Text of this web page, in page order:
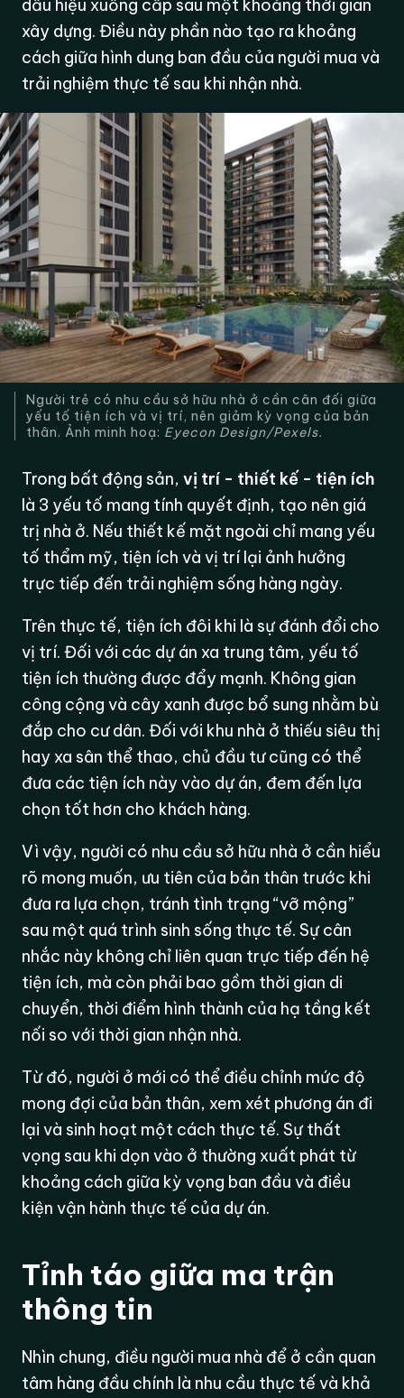
dấu hiệu xuống cấp sau một khoảng thời gian
xây dựng. Điều này phần nào tạo ra khoảng
cách giữa hình dung ban đầu của người mua và
trải nghiệm thực tế sau khi nhận nhà.
Người trẻ có nhu cầu sở hữu nhà ở cần cân đối giữa
yếu tố tiện ích và vị trí, nên giảm kỳ vọng của bản
thân. Ảnh minh hoạ: Eyecon Design/Pexels.
Trong bất động sản,vị trí - thiết kế - tiện ích
là 3 yếu tố mang tính quyết định, tạo nên giá
trị nhà ở. Nếu thiết kế mặt ngoài chỉ mang yếu
tố thẩm mỹ, tiện ích và vị trí lại ảnh hưởng
trực tiếp đến trải nghiệm sống hàng ngày.
Trên thực tế, tiện ích đôi khi là sự đánh đổi cho
vị trí. Đối với các dự án xa trung tâm, yếu tố
tiện ích thường được đẩy mạnh. Không gian
công cộng và cây xanh được bổ sung nhằm bù
đắp cho cư dân. Đối với khu nhà ở thiếu siêu thị
hay xa sân thể thao, chủ đầu tư cũng có thể
đưa các tiện ích này vào dự án, đem đến lựa
chọn tốt hơn cho khách hàng.
Vì vậy, người có nhu cầu sở hữu nhà ở cần hiểu
rõ mong muốn, ưu tiên của bản thân trước khi
đưa ra lựa chọn, tránh tình trạng “vỡ mộng”
sau một quá trình sinh sống thực tế. Sự cân
nhắc này không chỉ liên quan trực tiếp đến hệ
tiện ích, mà còn phải bao gồm thời gian di
chuyển, thời điểm hình thành của hạ tầng kết
nối so với thời gian nhận nhà.
Từ đó, người ở mới có thể điều chỉnh mức độ
mong đợi của bản thân, xem xét phương án đi
lại và sinh hoạt một cách thực tế. Sự thất
vọng sau khi dọn vào ở thường xuất phát từ
khoảng cách giữa kỳ vọng ban đầu và điều
kiện vận hành thực tế của dự án.
Tỉnh táo giữa ma trận
thông tin
Nhìn chung, điều người mua nhà để ở cần quan
tâm hàng đầu chính là nhu cầu thực tế và khả